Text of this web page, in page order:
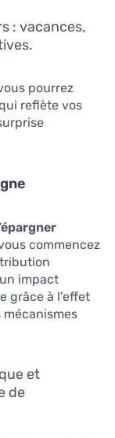
: vacances,
pourrez
reflète vos
commencez
impact
grâce à l’effet
et
de